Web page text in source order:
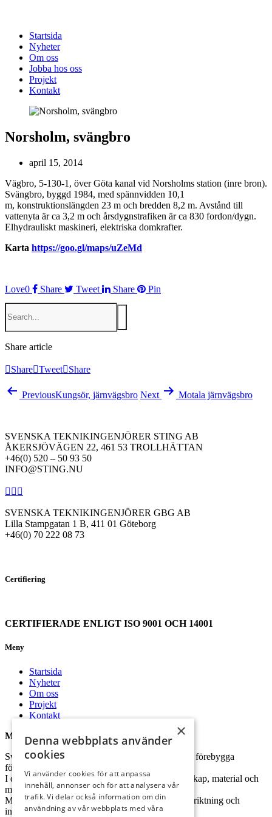
Startsida
Nyheter
Om oss
Jobba hos oss
Projekt
Kontakt
Norsholm, svängbro
april 15, 2014
Vägbro, 5-130-1, över Göta kanal vid Norsholms station (inre bron).
Svängbro, byggd 1984, med spännvidden 10,1
m, konstruktionslängden 23 m och bredden 8,2 m. Avstånd till
vattenyta är ca 3,2 m och årsdygnstrafiken är ca 830 fordon/dygn.
Elhydrauliskt maskineri, elektriska domkrafter.
Karta https://goo.gl/maps/uZeMd
Love0 Share Tweet Share Pin
Share article
Share Tweet Share
PreviousKungsör, järnvägsbro Next Motala järnvägsbro
SVENSKA TEKNIKINGENJÖRER STING AB
ÅKERSJÖVÄGEN 22, 461 53 TROLLHÄTTAN
+46(0) 520 – 50 93 50
INFO@STING.NU
SVENSKA TEKNIKINGENJÖRER GBG AB
Lilla Stampgatan 1 B, 411 01 Göteborg
+46(0) 70 222 08 73
Certifiering
CERTIFIERADE ENLIGT ISO 9001 OCH 14001
Meny
Startsida
Nyheter
Om oss
Projekt
Kontakt
Miljöpolicy
Svenska Teknikingenjörer Sting ska arbeta för att förebygga
förorening i natur.
I det dagliga arbetet ska vi använda lagkrav, kunskap, material och
metoder för att minimera miljöbelastningen.
Miljöhänsyn ska vara en viktig del av vår affärsinriktning och
integreras i verksamheten.
×
Denna webbplats använder
cookies
Vi använder cookies för att anpassa
innehåll, annonser och för att analysera vår
trafik. Vi delar också information om din
användning av vår webbplats med våra